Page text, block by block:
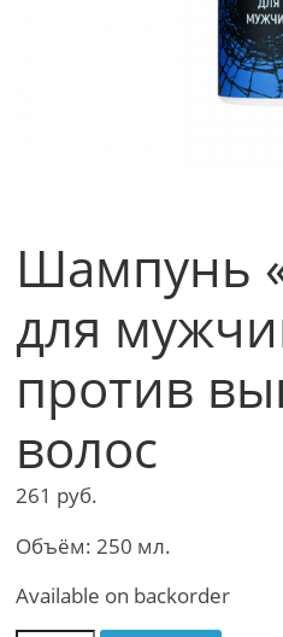
Шампунь
для
против
волос
261 руб.
Объём: 250 мл.
Available on backorder